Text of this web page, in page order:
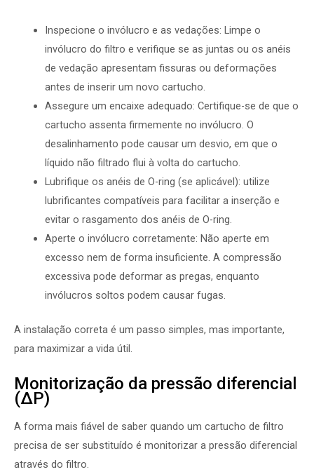
Inspecione o invólucro e as vedações: Limpe o
invólucro do filtro e verifique se as juntas ou os anéis
de vedação apresentam fissuras ou deformações
antes de inserir um novo cartucho.
Assegure um encaixe adequado: Certifique-se de que o
cartucho assenta firmemente no invólucro. O
desalinhamento pode causar um desvio, em que o
líquido não filtrado flui à volta do cartucho.
Lubrifique os anéis de O-ring (se aplicável): utilize
lubrificantes compatíveis para facilitar a inserção e
evitar o rasgamento dos anéis de O-ring.
Aperte o invólucro corretamente: Não aperte em
excesso nem de forma insuficiente. A compressão
excessiva pode deformar as pregas, enquanto
invólucros soltos podem causar fugas.
A instalação correta é um passo simples, mas importante,
para maximizar a vida útil.
Monitorização da pressão diferencial
(ΔP)
A forma mais fiável de saber quando um cartucho de filtro
precisa de ser substituído é monitorizar a pressão diferencial
através do filtro.